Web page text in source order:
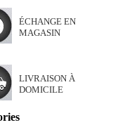
ÉCHANGE EN
MAGASIN
LIVRAISON À
DOMICILE